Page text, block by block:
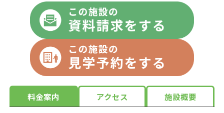
料金案内 アクセス 施設概要